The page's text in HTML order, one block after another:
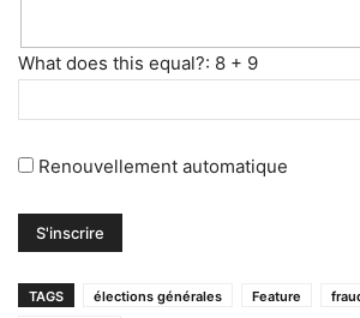
What does this equal?: 8 + 9
Renouvellement automatique
TAGS élections générales Feature